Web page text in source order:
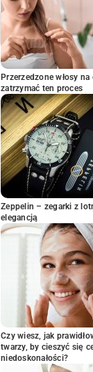
Przerzedzone włosy
zatrzymać ten proces
Zeppelin – zegarki z
elegancją
Czy wiesz, jak
twarzy, by cieszyć się
niedoskonałości?